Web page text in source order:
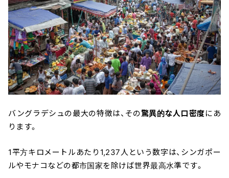
バングラデシュの最大の特徴は、その驚異的な人口密度にあ
ります。
1平方キロメートルあたり1,237人という数字は、シンガポー
ルやモナコなどの都市国家を除けば世界最高水準です。